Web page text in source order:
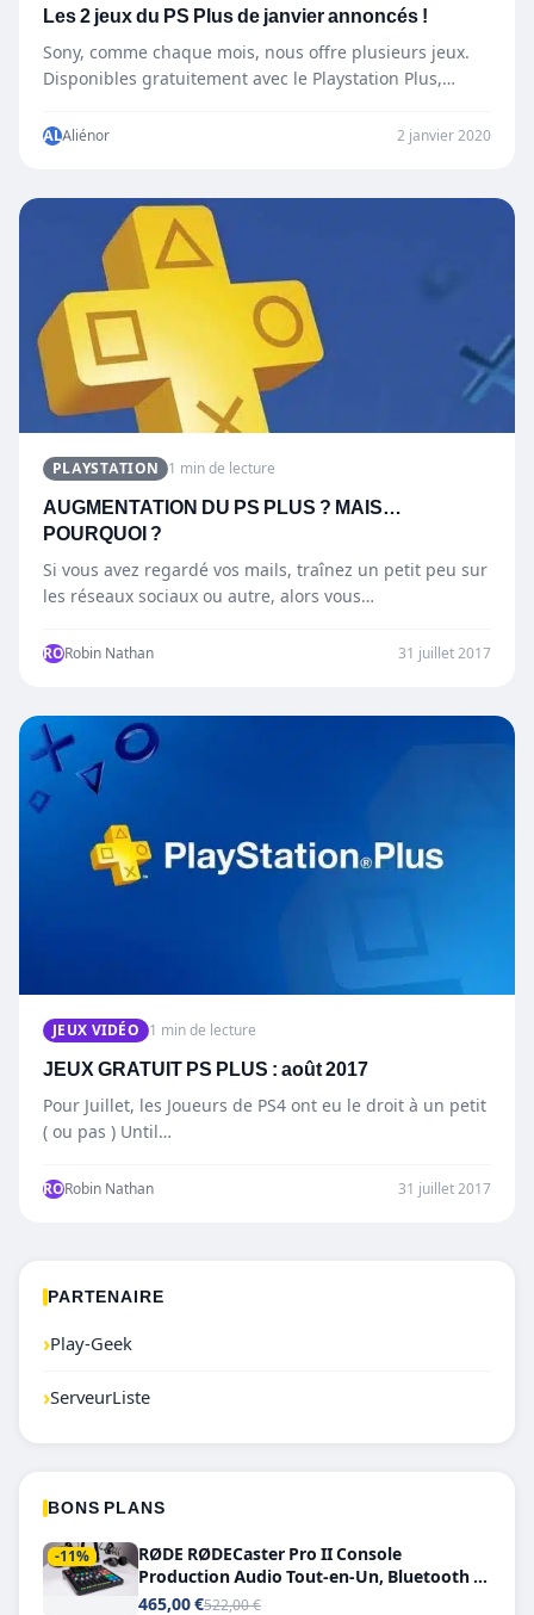
Les 2 jeux du PS Plus de janvier annoncés !
Sony, comme chaque mois, nous offre plusieurs jeux.
Disponibles gratuitement avec le Playstation Plus,
ALAliénor 2 janvier 2020
PLAYSTATION 1 min de lecture
AUGMENTATION DU PS PLUS ? MAIS…
POURQUOI ?
Si vous avez regardé vos mails, traînez un petit peu sur
les réseaux sociaux ou autre, alors vous…
RORobin Nathan 31 juillet 2017
JEUX VIDÉO 1 min de lecture
JEUX GRATUIT PS PLUS : août 2017
Pour Juillet, les Joueurs de PS4 ont eu le droit à un petit
( ou pas ) Until…
RORobin Nathan 31 juillet 2017
PARTENAIRE
›Play-Geek
›ServeurListe
BONS PLANS
-11%
RØDE RØDECaster Pro II Console
Production Audio Tout-en-Un, Bluetooth et
Double USB-C
465,00 €522,00 €